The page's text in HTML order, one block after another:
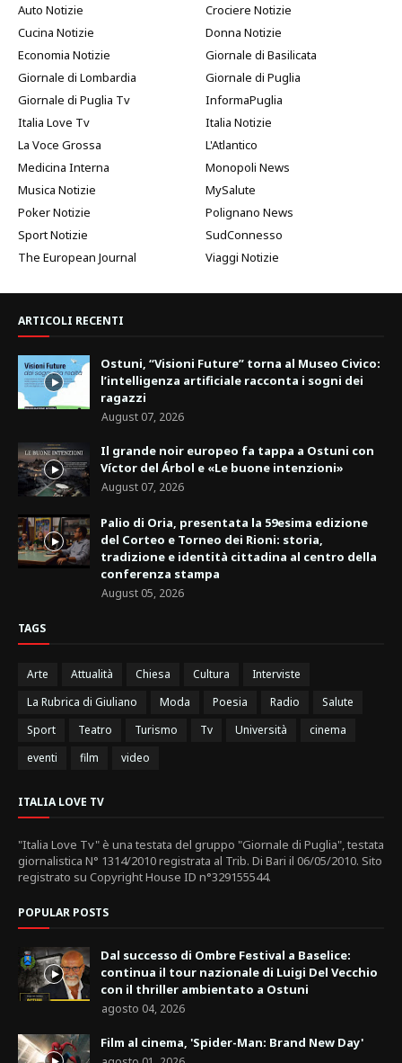
Auto Notizie
Crociere Notizie
Cucina Notizie
Donna Notizie
Economia Notizie
Giornale di Basilicata
Giornale di Lombardia
Giornale di Puglia
Giornale di Puglia Tv
InformaPuglia
Italia Love Tv
Italia Notizie
La Voce Grossa
L'Atlantico
Medicina Interna
Monopoli News
Musica Notizie
MySalute
Poker Notizie
Polignano News
Sport Notizie
SudConnesso
The European Journal
Viaggi Notizie
ARTICOLI RECENTI
Ostuni, “Visioni Future” torna al Museo Civico:
l’intelligenza artificiale racconta i sogni dei
ragazzi
August 07, 2026
Il grande noir europeo fa tappa a Ostuni con
Víctor del Árbol e «Le buone intenzioni»
August 07, 2026
Palio di Oria, presentata la 59esima edizione
del Corteo e Torneo dei Rioni: storia,
tradizione e identità cittadina al centro della
conferenza stampa
August 05, 2026
TAGS
Arte Attualità Chiesa Cultura
Interviste
La Rubrica di Giuliano
Moda Poesia Radio
Salute
Sport
Teatro Turismo Tv Università
cinema
eventi
film video
ITALIA LOVE TV
"Italia Love Tv" è una testata del gruppo "Giornale di Puglia", testata
giornalistica N° 1314/2010 registrata al Trib. Di Bari il 06/05/2010. Sito
registrato su Copyright House ID n°329155544.
POPULAR POSTS
Dal successo di Ombre Festival a Baselice:
continua il tour nazionale di Luigi Del Vecchio
con il thriller ambientato a Ostuni
agosto 04, 2026
Film al cinema, 'Spider-Man: Brand New Day'